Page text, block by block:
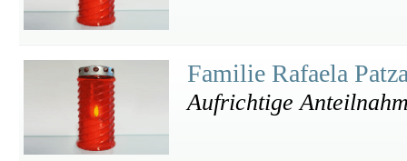
Familie Rafaela
Aufrichtige